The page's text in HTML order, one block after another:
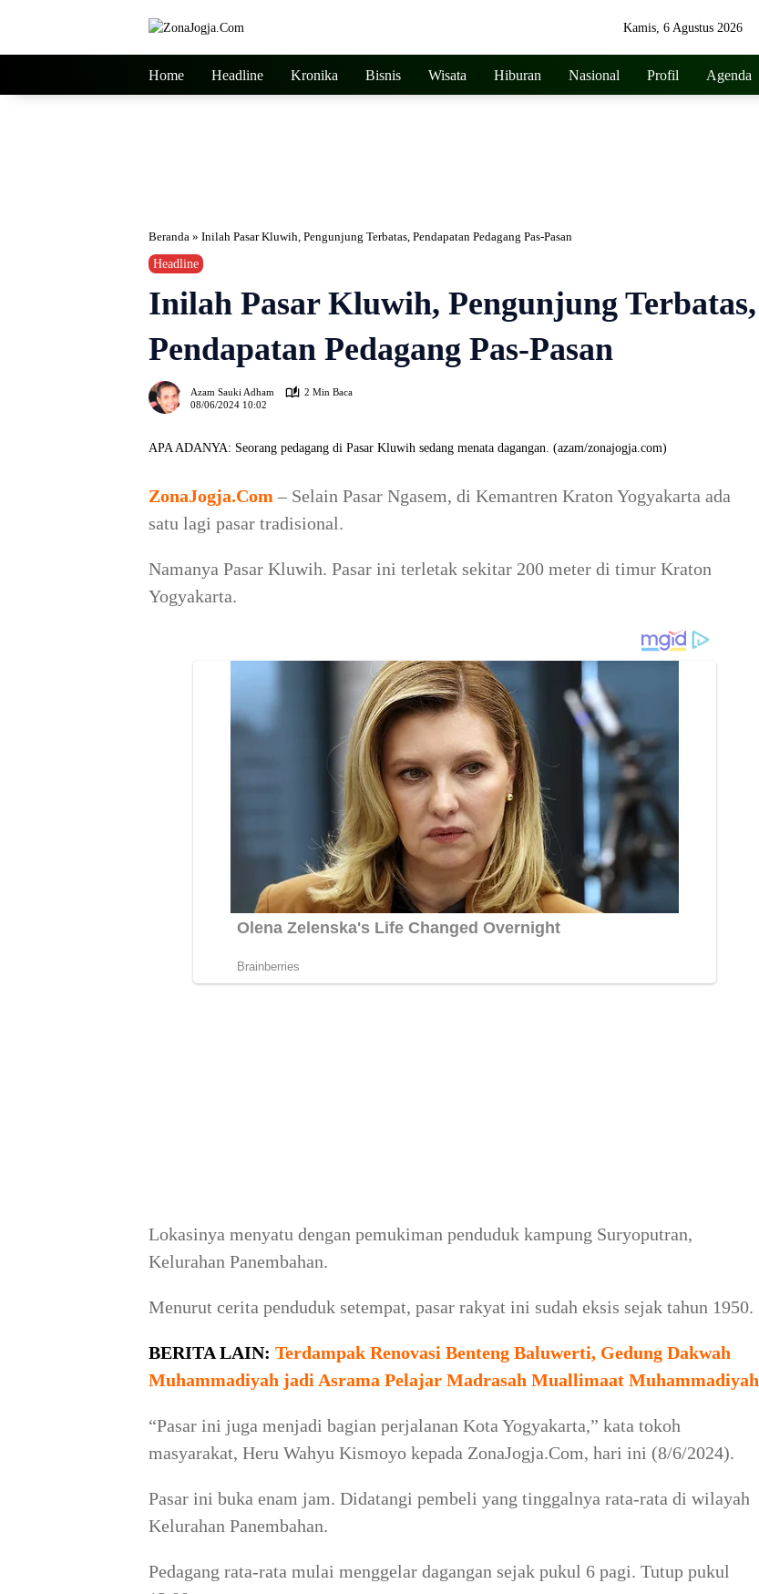
Kamis, 6 Agustus 2026
Home Headline Kronika Bisnis Wisata Hiburan Nasional Profil Agenda
Beranda » Inilah Pasar Kluwih, Pengunjung Terbatas, Pendapatan Pedagang Pas-Pasan
Headline
Inilah Pasar Kluwih, Pengunjung Terbatas,
Pendapatan Pedagang Pas-Pasan
Azam Sauki Adham
2 Min Baca
08/06/2024 10:02
APA ADANYA: Seorang pedagang di Pasar Kluwih sedang menata dagangan. (azam/zonajogja.com)
ZonaJogja.Com – Selain Pasar Ngasem, di Kemantren Kraton Yogyakarta ada
satu lagi pasar tradisional.
Namanya Pasar Kluwih. Pasar ini terletak sekitar 200 meter di timur Kraton
Yogyakarta.
Lokasinya menyatu dengan pemukiman penduduk kampung Suryoputran,
Kelurahan Panembahan.
Menurut cerita penduduk setempat, pasar rakyat ini sudah eksis sejak tahun 1950.
BERITA LAIN: Terdampak Renovasi Benteng Baluwerti, Gedung Dakwah
Muhammadiyah jadi Asrama Pelajar Madrasah Muallimaat Muhammadiyah
“Pasar ini juga menjadi bagian perjalanan Kota Yogyakarta,” kata tokoh
masyarakat, Heru Wahyu Kismoyo kepada ZonaJogja.Com, hari ini (8/6/2024).
Pasar ini buka enam jam. Didatangi pembeli yang tinggalnya rata-rata di wilayah
Kelurahan Panembahan.
Pedagang rata-rata mulai menggelar dagangan sejak pukul 6 pagi. Tutup pukul